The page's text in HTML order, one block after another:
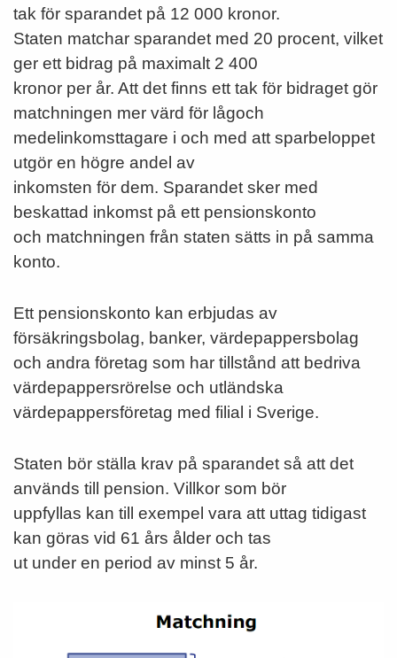
tak för sparandet på 12 000 kronor.
Staten matchar sparandet med 20 procent, vilket
ger ett bidrag på maximalt 2 400
kronor per år. Att det finns ett tak för bidraget gör
matchningen mer värd för lågoch
medelinkomsttagare i och med att sparbeloppet
utgör en högre andel av
inkomsten för dem. Sparandet sker med
beskattad inkomst på ett pensionskonto
och matchningen från staten sätts in på samma
konto.
Ett pensionskonto kan erbjudas av
försäkringsbolag, banker, värdepappersbolag
och andra företag som har tillstånd att bedriva
värdepappersrörelse och utländska
värdepappersföretag med filial i Sverige.
Staten bör ställa krav på sparandet så att det
används till pension. Villkor som bör
uppfyllas kan till exempel vara att uttag tidigast
kan göras vid 61 års ålder och tas
ut under en period av minst 5 år.